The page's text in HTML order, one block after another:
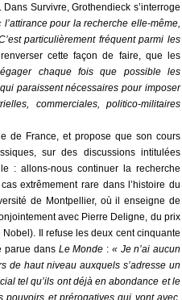
Survivre, Grothendieck s’interroge
l’attirance pour la recherche elle-même,
particulièrement fréquent parmi les
cette façon de faire, que les
chaque fois que possible les
paraissent nécessaires pour imposer
commerciales, politico-militaires
de France, et propose que son cours
sur des discussions intitulées
: allons-nous continuer la recherche
extrêmement rare dans l’histoire du
de Montpellier, où il enseigne de
avec Pierre Deligne, du prix
Il refuse les deux cent cinquante
parue dans Le Monde : « Je n’ai aucun
de haut niveau auxquels s’adresse un
tel qu’ils ont déjà en abondance et le
et prérogatives qui vont avec.